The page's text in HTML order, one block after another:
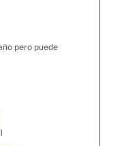
pero puede